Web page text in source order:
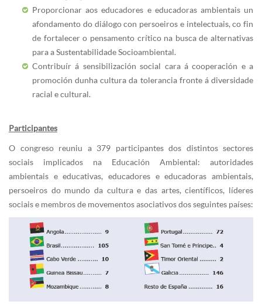
Proporcionar aos educadores e educadoras ambientais un
afondamento do diálogo con persoeiros e intelectuais, co fin
de fortalecer o pensamento crítico na busca de alternativas
para a Sustentabilidade Socioambiental.
Contribuír á sensibilización social cara á cooperación e a
promoción dunha cultura da tolerancia fronte á diversidade
racial e cultural.
Participantes
O congreso reuniu a 379 participantes dos distintos sectores
sociais implicados na Educación Ambiental: autoridades
ambientais e educativas, educadores e educadoras ambientais,
persoeiros do mundo da cultura e das artes, científicos, líderes
sociais e membros de movementos asociativos dos seguintes países: